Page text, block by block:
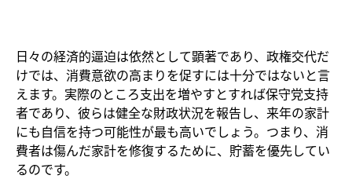
日々の経済的逼迫は依然として顕著であり、政権交代だ
けでは、消費意欲の高まりを促すには十分ではないと言
えます。実際のところ支出を増やすとすれば保守党支持
者であり、彼らは健全な財政状況を報告し、来年の家計
にも自信を持つ可能性が最も高いでしょう。つまり、消
費者は傷んだ家計を修復するために、貯蓄を優先してい
るのです。